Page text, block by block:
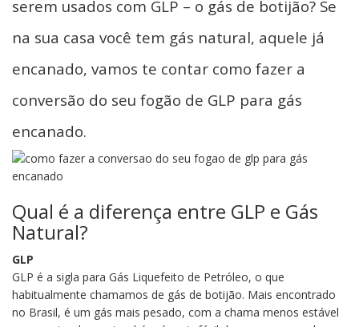
serem usados com GLP – o gás de botijão? Se
na sua casa você tem gás natural, aquele já
encanado, vamos te contar como fazer a
conversão do seu fogão de GLP para gás
encanado.
Qual é a diferença entre GLP e Gás
Natural?
GLP
GLP é a sigla para Gás Liquefeito de Petróleo, o que
habitualmente chamamos de gás de botijão. Mais encontrado
no Brasil, é um gás mais pesado, com a chama menos estável